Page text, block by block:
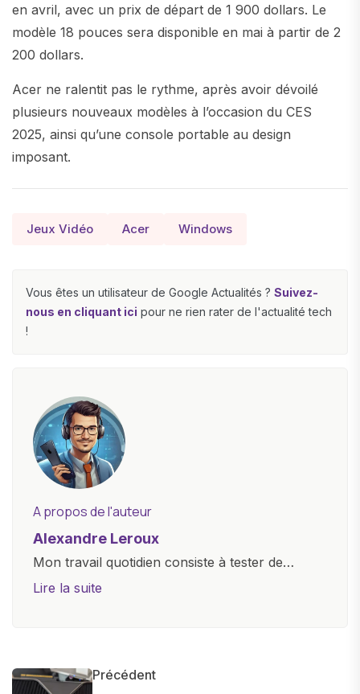
en avril, avec un prix de départ de 1 900 dollars. Le
modèle 18 pouces sera disponible en mai à partir de 2
200 dollars.
Acer ne ralentit pas le rythme, après avoir dévoilé
plusieurs nouveaux modèles à l’occasion du CES
2025, ainsi qu’une console portable au design
imposant.
Jeux Vidéo Acer Windows
Vous êtes un utilisateur de Google Actualités ? Suivez-
nous en cliquant ici pour ne rien rater de l'actualité tech
!
A propos de l'auteur
Alexandre Leroux
Mon travail quotidien consiste à tester de
nouveaux appareils, à rédiger des critiques
informations précises et pertinentes pour aider
Lire la suite
Précédent